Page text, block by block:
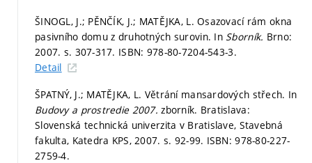
ŠINOGL, J.; PĚNČÍK, J.; MATĚJKA, L. Osazovací rám okna
pasivního domu z druhotných surovin. In Sborník. Brno:
2007. s. 307-317. ISBN: 978-80-7204-543-3.
Detail
ŠPATNÝ, J.; MATĚJKA, L. Větrání mansardových střech. In
Budovy a prostredie 2007.zborník. Bratislava:
Slovenská technická univerzita v Bratislave, Stavebná
fakulta, Katedra KPS, 2007. s. 92-99. ISBN: 978-80-227-
2759-4.